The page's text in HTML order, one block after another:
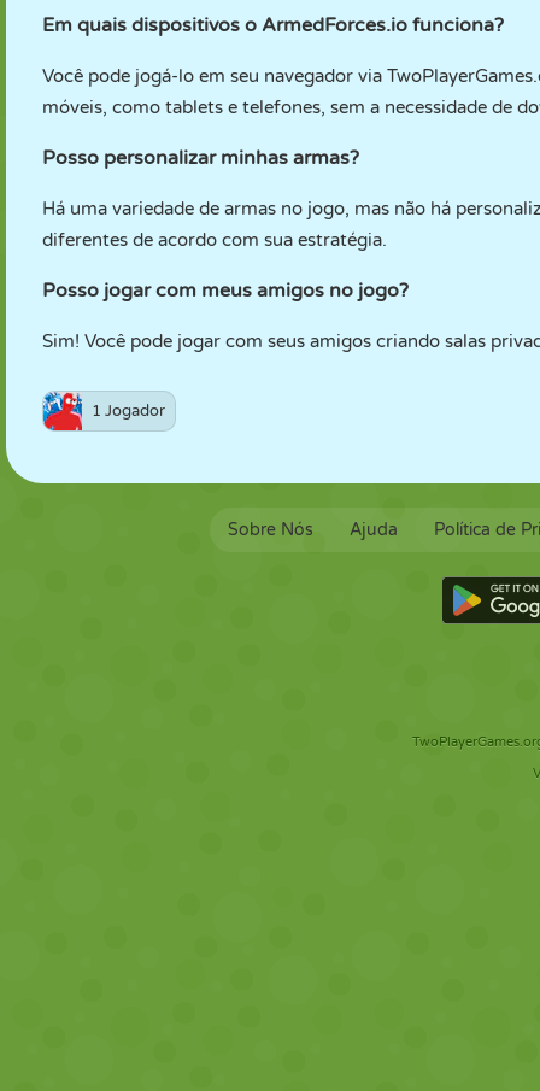
Em quais dispositivos o ArmedForces.io funciona?
Você pode jogá-lo em seu navegador via
móveis, como tablets e telefones, sem a necessidade de
Posso personalizar minhas armas?
Há uma variedade de armas no jogo, mas não há
diferentes de acordo com sua estratégia.
Posso jogar com meus amigos no jogo?
Sim! Você pode jogar com seus amigos criando salas
1 Jogador
Sobre Nós Ajuda Política de